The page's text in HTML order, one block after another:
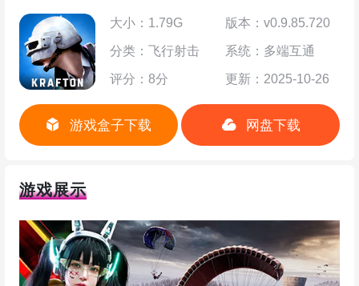
大小：1.79G 版本：v0.9.85.720
分类：飞行射击 系统：多端互通
评分：8分 更新：2025-10-26
游戏盒子下载 网盘下载
游戏展示